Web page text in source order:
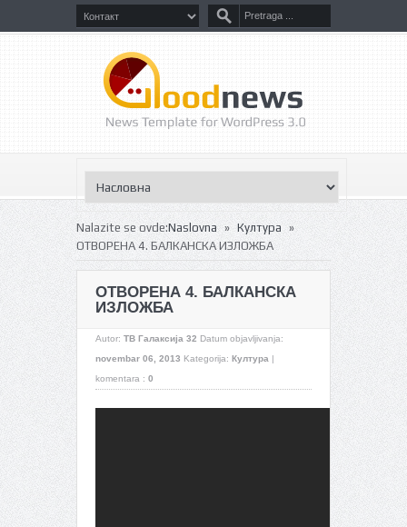
Nalazite se ovde:Naslovna » Култура »
ОТВОРЕНА 4. БАЛКАНСКА ИЗЛОЖБА
ОТВОРЕНА 4. БАЛКАНСКА
ИЗЛОЖБА
Autor: ТВ Галаксија 32 Datum objavljivanja:
novembar 06, 2013 Kategorija: Култура |
komentara : 0